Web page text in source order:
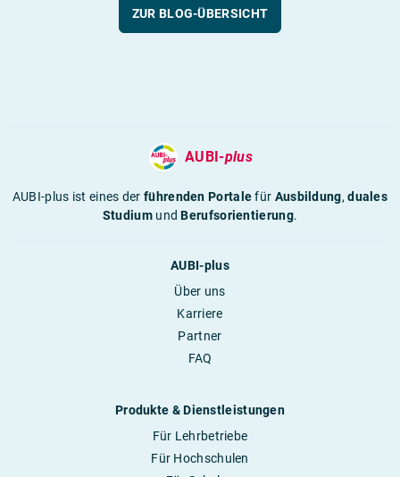
ZUR BLOG-ÜBERSICHT
AUBI-plus
AUBI-plus ist eines derführenden Portalefür Ausbildung,duales
StudiumundBerufsorientierung.
AUBI-plus
Über uns
Karriere
Partner
FAQ
Produkte & Dienstleistungen
Für Lehrbetriebe
Für Hochschulen